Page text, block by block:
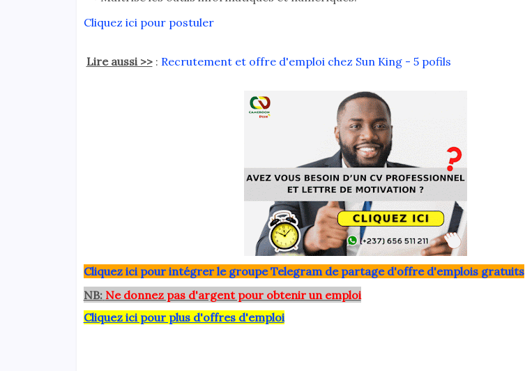
Cliquez ici pour postuler
Lire aussi >>: Recrutement et offre d'emploi chez Sun King - 5 pofils
Cliquez ici pour intégrer le groupe Telegram de partage d'offre d'emplois gratuits
NB: Ne donnez pas d'argent pour obtenir un emploi
Cliquez ici pour plus d'offres d'emploi